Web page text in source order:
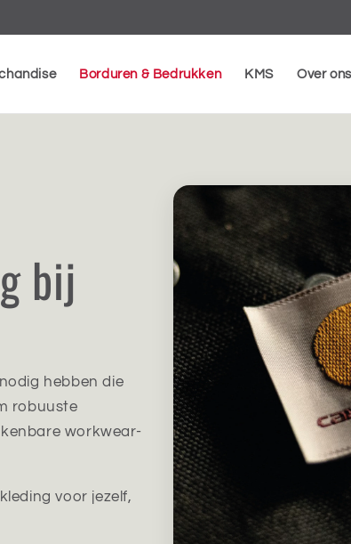
Borduren & Bedrukken KMS Over ons
bij
hebben die
robuuste
workwear-
voor jezelf,